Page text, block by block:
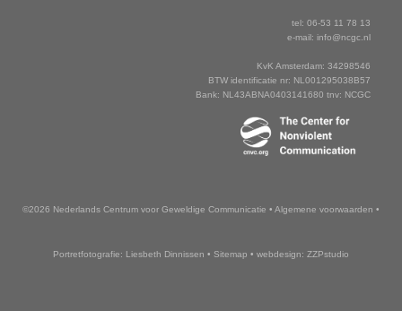
tel: 06-53 11 78 13
e-mail: info@ncgc.nl
KvK Amsterdam: 34298546
BTW identificatie nr: NL001295038B57
Bank: NL43ABNA0403141680 tnv: NCGC
©2026 Nederlands Centrum voor Geweldige Communicatie • Algemene voorwaarden •
Portretfotografie: Liesbeth Dinnissen • Sitemap • webdesign: ZZPstudio